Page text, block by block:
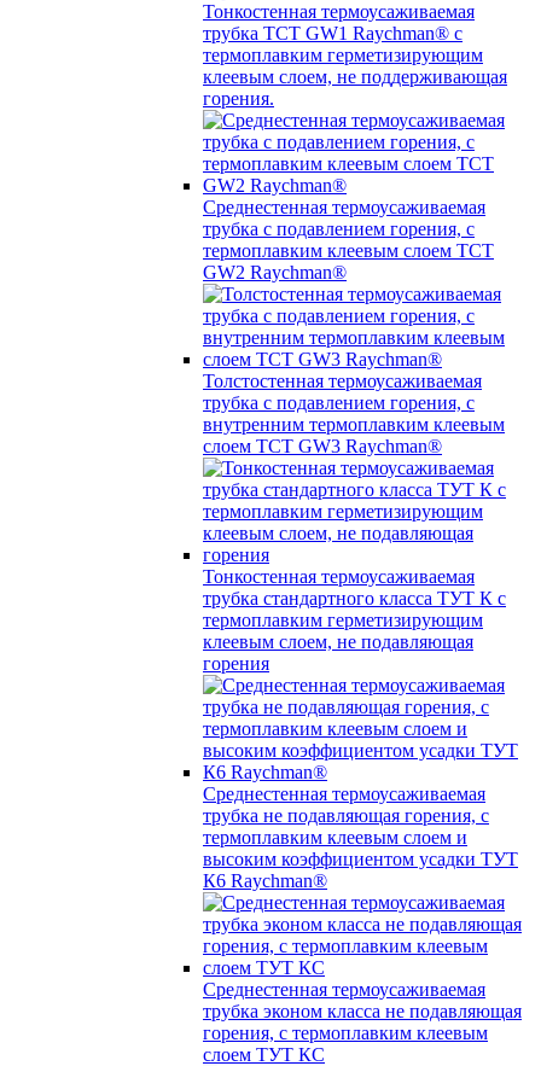
Тонкостенная термоусаживаемая
трубка TCT GW1 Raychman® с
термоплавким герметизирующим
клеевым слоем, не поддерживающая
горения.
Среднестенная термоусаживаемая
трубка c подавлением горения, с
термоплавким клеевым слоем TCT
GW2 Raychman®
Толстостенная термоусаживаемая
трубка c подавлением горения, с
внутренним термоплавким клеевым
слоем TCT GW3 Raychman®
Тонкостенная термоусаживаемая
трубка стандартного класса ТУТ К с
термоплавким герметизирующим
клеевым слоем, не подавляющая
горения
Среднестенная термоусаживаемая
трубка не подавляющая горения, с
термоплавким клеевым слоем и
высоким коэффициентом усадки ТУТ
К6 Raychman®
Среднестенная термоусаживаемая
трубка эконом класса не подавляющая
горения, с термоплавким клеевым
слоем ТУТ КС